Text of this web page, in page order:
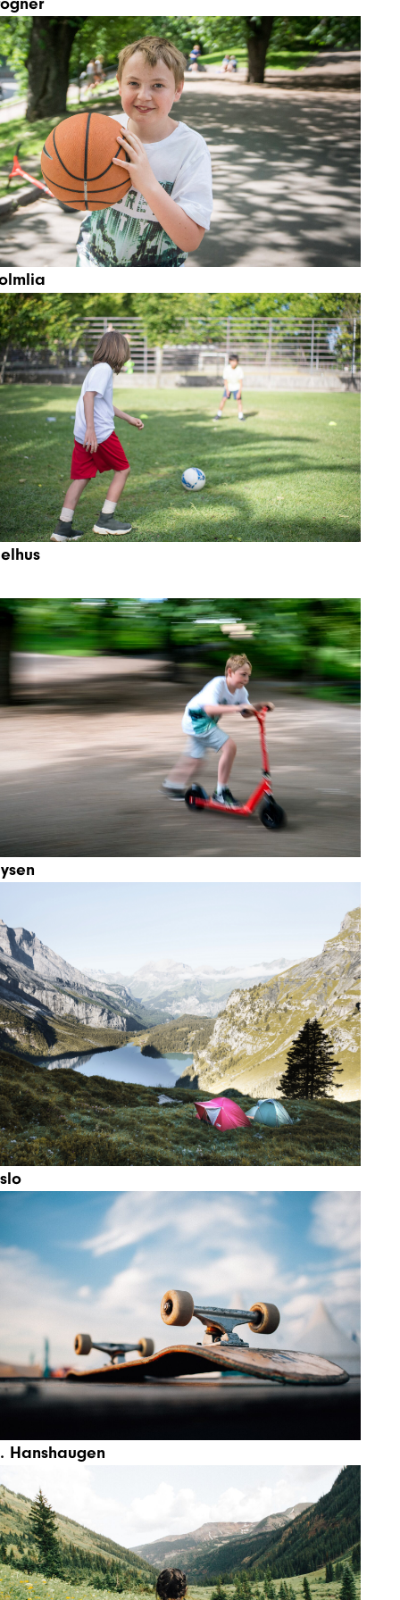
Hanshaugen